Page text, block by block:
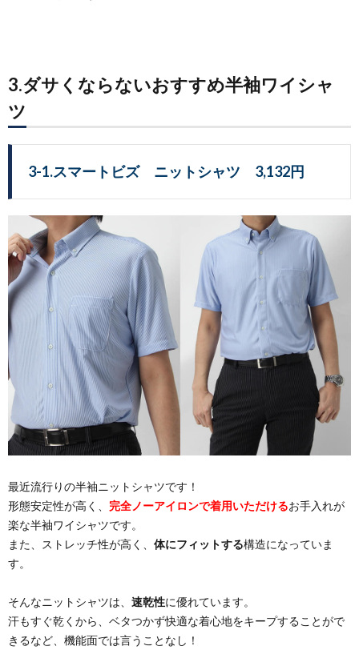
3.ダサくならないおすすめ半袖ワイシャ
ツ
3-1.スマートビズ ニットシャツ 3,132円
最近流行りの半袖ニットシャツです！
形態安定性が高く、 完全ノーアイロンで着用いただけるお手入れが
楽な半袖ワイシャツです。
また、ストレッチ性が高く、 体にフィットする構造になっていま
す。
そんなニットシャツは、 速乾性に優れています。
汗もすぐ乾くから、ベタつかず快適な着心地をキープすることがで
きるなど、機能面では言うことなし！